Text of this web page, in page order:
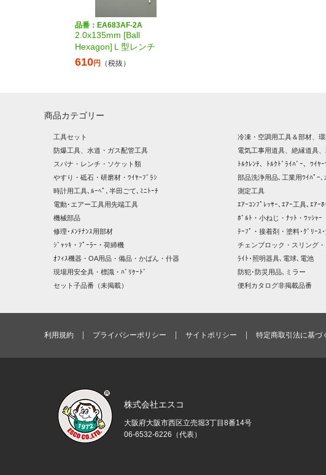
品番：EA683AF-2A
2.0x135mm [Ball
Hexagon]Ｌ型レンチ
610円 （税抜）
商品カテゴリー
工具セット 冷凍・空調用工具＆部材、
防爆工具、水道・ガス配管工具
電気工事用道具、絶縁道具
スパナ・レンチ・ソケット類
ﾄﾙｸﾚﾝﾁ、ﾄﾙｸﾄﾞﾗｲﾊﾞｰ、ﾜｲﾔｰ
やすり・砥石・研磨材・ﾜｲﾔｰﾌﾞﾗｼ
部品洗浄用品､工業用ﾜｲﾊﾟｰ
時計用工具､ﾙｰﾍﾟ､半田ごて､ﾐﾆﾄｰﾁ
測定工具
電動･エアー工具用先端工具
ｴｱｰｺﾝﾌﾟﾚｯｻｰ､ｴｱｰ工具､ｴｱｰ
機械部品
ﾎﾞﾙﾄ・小ねじ・ﾅｯﾄ・ﾜｯｼｬｰ
修理･ﾒﾝﾃﾅﾝｽ用部材
ﾃｰﾌﾟ・接着剤・塗料･ｸﾞﾘｰｽ･
ｼﾞｬｯｷ・ﾌﾟｰﾗｰ・荷締機
チェンブロック・スリング
ｵﾌｨｽ機器・OA用品・備品・かばん・什器
ﾗｲﾄ･照明器具､電球､電池
現場用安全具・標識・ﾊﾞﾘｹｰﾄﾞ
防犯･防災用品､ミラー
セット子品番（未掲載）
便利カタログ非掲載品番
利用規約 プライバシーポリシー サイトポリシー 特定商取引法に基づ
株式会社エスコ
大阪府大阪市西区立売堀3丁目8番14号
06-6532-6226（代表）